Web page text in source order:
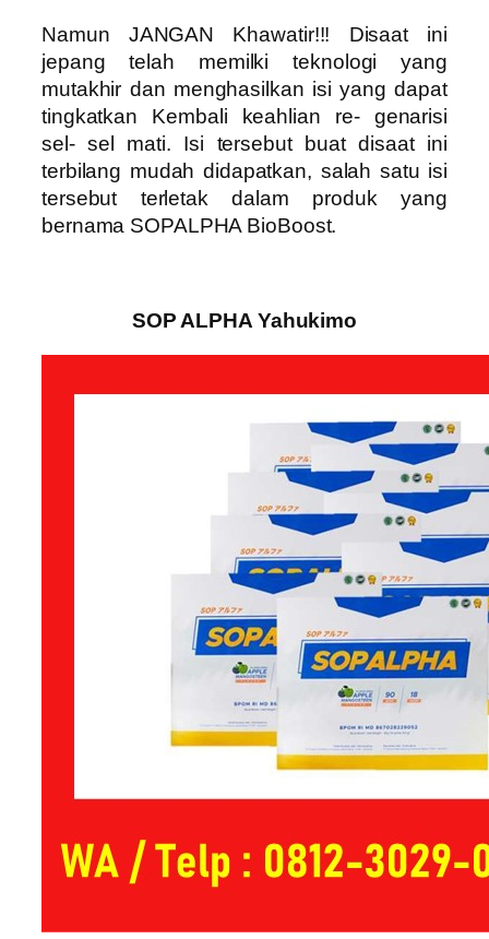
Namun JANGAN Khawatir!!! Disaat ini
jepang telah memilki teknologi yang
mutakhir dan menghasilkan isi yang dapat
tingkatkan Kembali keahlian re- genarisi
sel- sel mati. Isi tersebut buat disaat ini
terbilang mudah didapatkan, salah satu isi
tersebut terletak dalam produk yang
bernama SOPALPHA BioBoost.
SOP ALPHA Yahukimo